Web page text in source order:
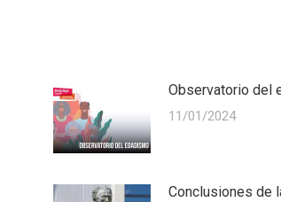
Observatorio del
11/01/2024
Conclusiones de